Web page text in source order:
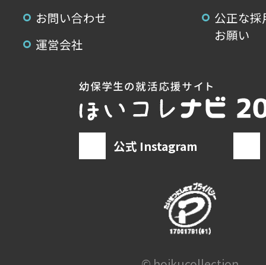
お問い合わせ
公正な
お願い
運営会社
公式 Instagram